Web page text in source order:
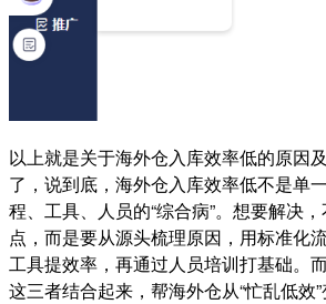
以上就是关于海外仓入库效率低的原因
了，说到底，海外仓入库效率低不是单
程、工具、人员的“综合病”。想要解决
点，而是要从源头梳理原因，用标准化
工具提效率，再通过人员培训打基础。
这三者结合起来，帮海外仓从“忙乱低效”